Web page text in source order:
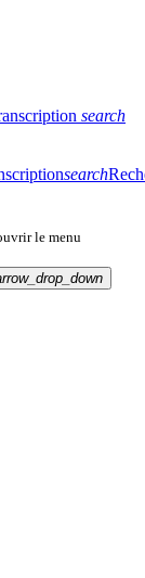
search
search
le menu